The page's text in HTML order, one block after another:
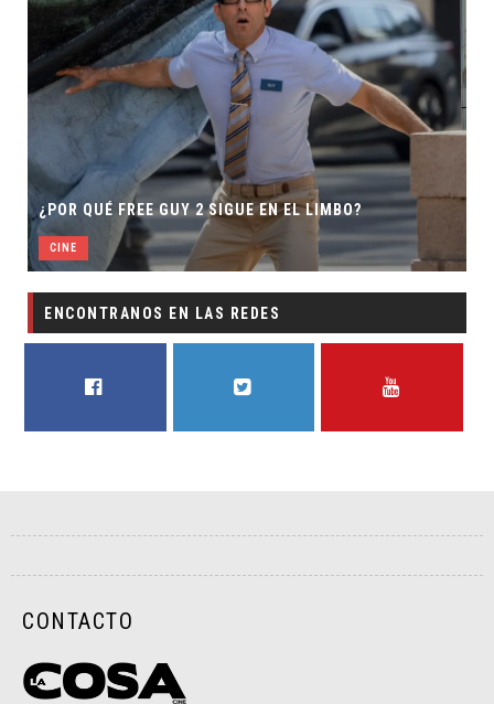
2 SIGUE EN EL LIMBO?
SECUELA DE JURASSIC
DIRECTOR
ENCONTRANOS EN LAS REDES
CONTACTO